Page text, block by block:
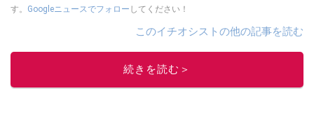
す。 Googleニュースでフォロー してください！
このイチオシストの他の記事を読む
続きを読む＞